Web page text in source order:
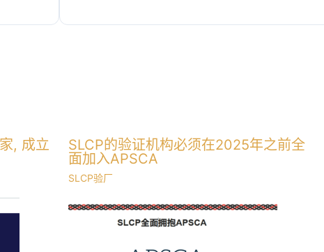
, 成立
SLCP的验证机构必须在2025年之前全
面加入APSCA
SLCP验厂